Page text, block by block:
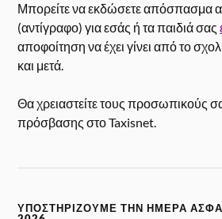
Μπορείτε να εκδώσετε απόσπασμα
(αντίγραφο) για εσάς ή τα παιδιά σας
αποφοίτηση να έχει γίνει από το
και μετά.
Θα χρειαστείτε τους προσωπικούς
πρόσβασης στο Taxisnet.
ΥΠΟΣΤΗΡΊΖΟΥΜΕ ΤΗΝ ΗΜΈΡΑ